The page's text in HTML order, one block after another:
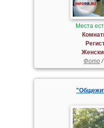
Места
Фото/